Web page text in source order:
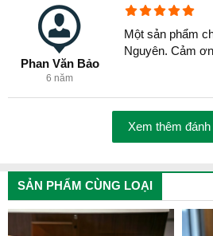
Thành Phần chính: 100%
Phan Văn Bảo
6 năm
Một sản phẩm
Nguyên. Cảm
Xem thêm đánh
SẢN PHẨM CÙNG LOẠI